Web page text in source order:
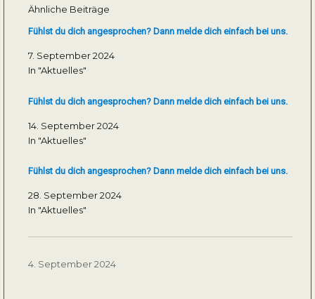
Ähnliche Beiträge
Fühlst du dich angesprochen? Dann melde dich einfach bei uns.
7. September 2024
In "Aktuelles"
Fühlst du dich angesprochen? Dann melde dich einfach bei uns.
14. September 2024
In "Aktuelles"
Fühlst du dich angesprochen? Dann melde dich einfach bei uns.
28. September 2024
In "Aktuelles"
Veröffentlicht
4. September 2024